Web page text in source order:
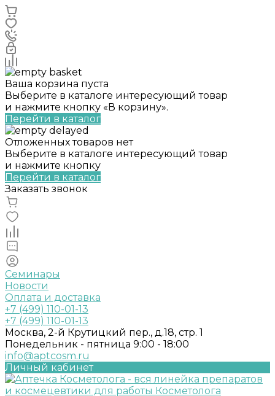
Ваша корзина пуста
Выберите в каталоге интересующий товар
и нажмите кнопку «В корзину».
Перейти в каталог
Отложенных товаров нет
Выберите в каталоге интересующий товар
и нажмите кнопку
Перейти в каталог
Заказать звонок
Семинары
Новости
Оплата и доставка
+7 (499) 110-01-13
+7 (499) 110-01-13
Москва, 2-й Крутицкий пер., д.18, стр. 1
Понедельник - пятница 9:00 - 18:00
info@aptcosm.ru
Личный кабинет